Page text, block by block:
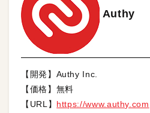
Authy
【開発】Authy Inc.
【価格】無料
【URL】 https://www.authy.com